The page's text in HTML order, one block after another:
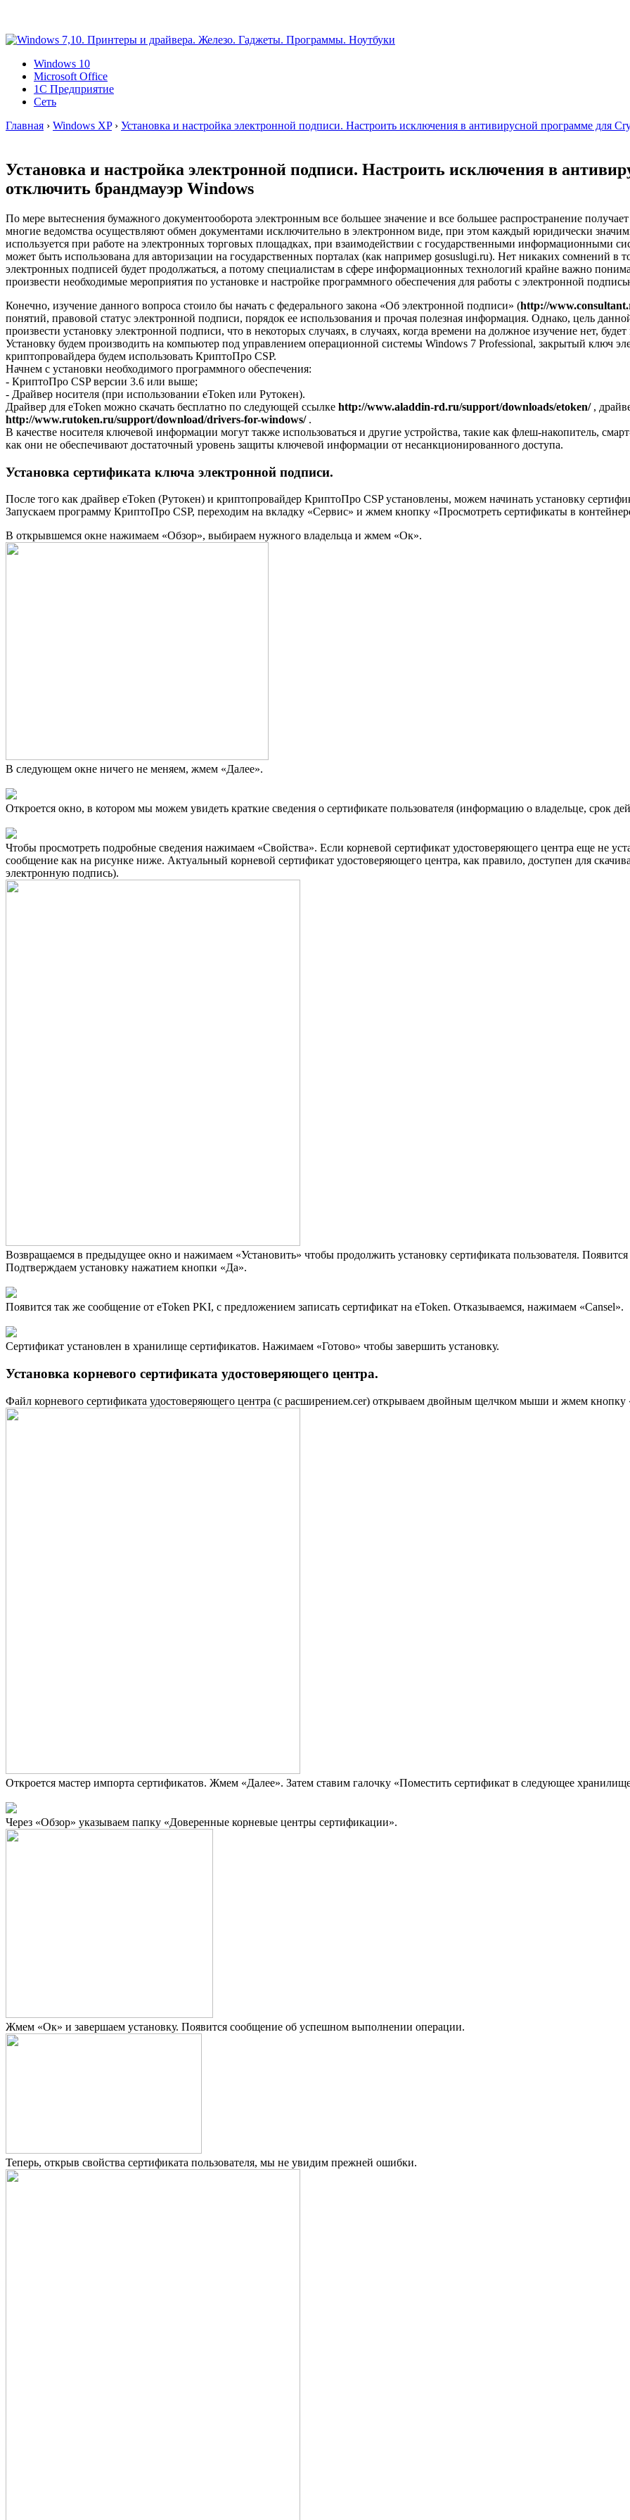
Windows 10
Microsoft Office
1C Предприятие
Сеть
Главная › Windows XP › Установка и настройка электронной подписи. Настроить исключения в антивирусной программе для
Установка и настройка электронной подписи. Настроить исключения в
отключить брандмауэр Windows
По мере вытеснения бумажного документооборота электронным все большее значение и все большее распространение
многие ведомства осуществляют обмен документами исключительно в электронном виде, при этом каждый юридически
используется при работе на электронных торговых площадках, при взаимодействии с государственными
может быть использована для авторизации на государственных порталах (как например gosuslugi.ru). Нет никаких сомнений
электронных подписей будет продолжаться, а потому специалистам в сфере информационных технологий крайне важно
произвести необходимые мероприятия по установке и настройке программного обеспечения для работы с электронной
Конечно, изучение данного вопроса стоило бы начать с федерального закона «Об электронной подписи» (http://
понятий, правовой статус электронной подписи, порядок ее использования и прочая полезная информация. Однако, цель
произвести установку электронной подписи, что в некоторых случаях, в случаях, когда времени на должное изучение нет, будет
Установку будем производить на компьютер под управлением операционной системы Windows 7 Professional, закрытый ключ
криптопровайдера будем использовать КриптоПро CSP.
Начнем с установки необходимого программного обеспечения:
- КриптоПро CSP версии 3.6 или выше;
- Драйвер носителя (при использовании eToken или Рутокен).
Драйвер для eToken можно скачать бесплатно по следующей ссылке http://www.aladdin-rd.ru/support/downloads/etoken/ ,
http://www.rutoken.ru/support/download/drivers-for-windows/ .
В качестве носителя ключевой информации могут также использоваться и другие устройства, такие как флеш-накопитель,
как они не обеспечивают достаточный уровень защиты ключевой информации от несанкционированного доступа.
Установка сертификата ключа электронной подписи.
После того как драйвер eToken (Рутокен) и криптопровайдер КриптоПро CSP установлены, можем начинать установку
Запускаем программу КриптоПро CSP, переходим на вкладку «Сервис» и жмем кнопку «Просмотреть сертификаты в
В открывшемся окне нажимаем «Обзор», выбираем нужного владельца и жмем «Ок».
В следующем окне ничего не меняем, жмем «Далее».
Откроется окно, в котором мы можем увидеть краткие сведения о сертификате пользователя (информацию о владельце, срок
Чтобы просмотреть подробные сведения нажимаем «Свойства». Если корневой сертификат удостоверяющего центра еще не
сообщение как на рисунке ниже. Актуальный корневой сертификат удостоверяющего центра, как правило, доступен для
электронную подпись).
Возвращаемся в предыдущее окно и нажимаем «Установить» чтобы продолжить установку сертификата пользователя.
Подтверждаем установку нажатием кнопки «Да».
Появится так же сообщение от eToken PKI, с предложением записать сертификат на eToken. Отказываемся, нажимаем «Cansel».
Сертификат установлен в хранилище сертификатов. Нажимаем «Готово» чтобы завершить установку.
Установка корневого сертификата удостоверяющего центра.
Файл корневого сертификата удостоверяющего центра (с расширением.cer) открываем двойным щелчком мыши и жмем кнопку
Откроется мастер импорта сертификатов. Жмем «Далее». Затем ставим галочку «Поместить сертификат в следующее
Через «Обзор» указываем папку «Доверенные корневые центры сертификации».
Жмем «Ок» и завершаем установку. Появится сообщение об успешном выполнении операции.
Теперь, открыв свойства сертификата пользователя, мы не увидим прежней ошибки.